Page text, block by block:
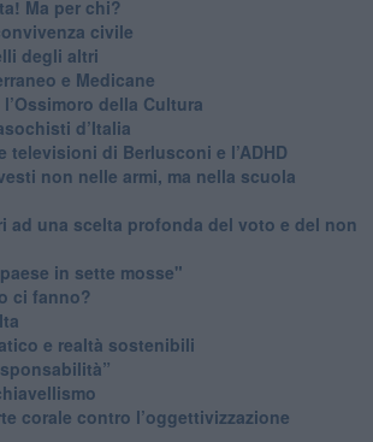
Ma per chi?
civile
degli altri
e Medicane
della Cultura
d’Italia
televisioni di Berlusconi e l’ADHD
non nelle armi, ma nella scuola
ad una scelta profonda del voto e del non
in sette mosse"
ci fanno?
e realtà sostenibili
corale contro l’oggettivizzazione